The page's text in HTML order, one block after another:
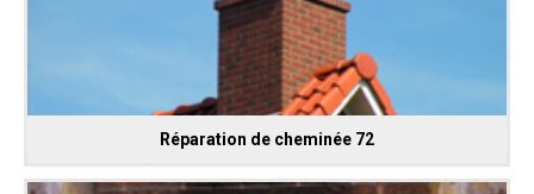
Réparation de cheminée 72